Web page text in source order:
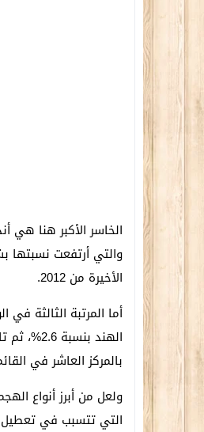
الأخيرة من 2012.
بالمركز العاشر في القائمة
التي تتسبب في تعطيل